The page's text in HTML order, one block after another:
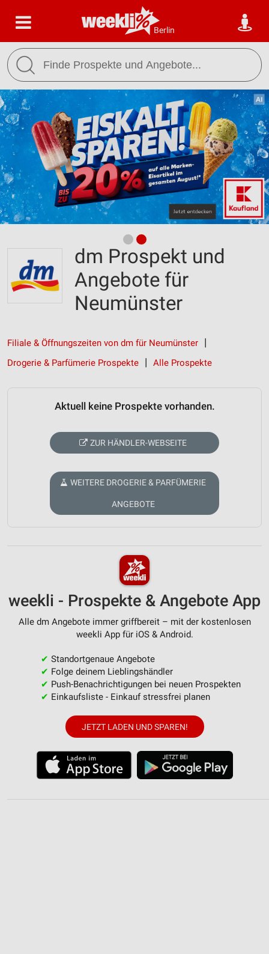
Berlin
dm Prospekt und
Angebote für
Neumünster
Filiale & Öffnungszeiten von dm für Neumünster
Drogerie & Parfümerie Prospekte
Alle Prospekte
Aktuell keine Prospekte vorhanden.
ZUR HÄNDLER-WEBSEITE
WEITERE DROGERIE & PARFÜMERIE
ANGEBOTE
weekli - Prospekte & Angebote App
Alle dm Angebote immer griffbereit – mit der kostenlosen
weekli App für iOS & Android.
✔ Standortgenaue Angebote
✔ Folge deinem Lieblingshändler
✔ Push-Benachrichtigungen bei neuen Prospekten
✔ Einkaufsliste - Einkauf stressfrei planen
JETZT LADEN UND SPAREN!